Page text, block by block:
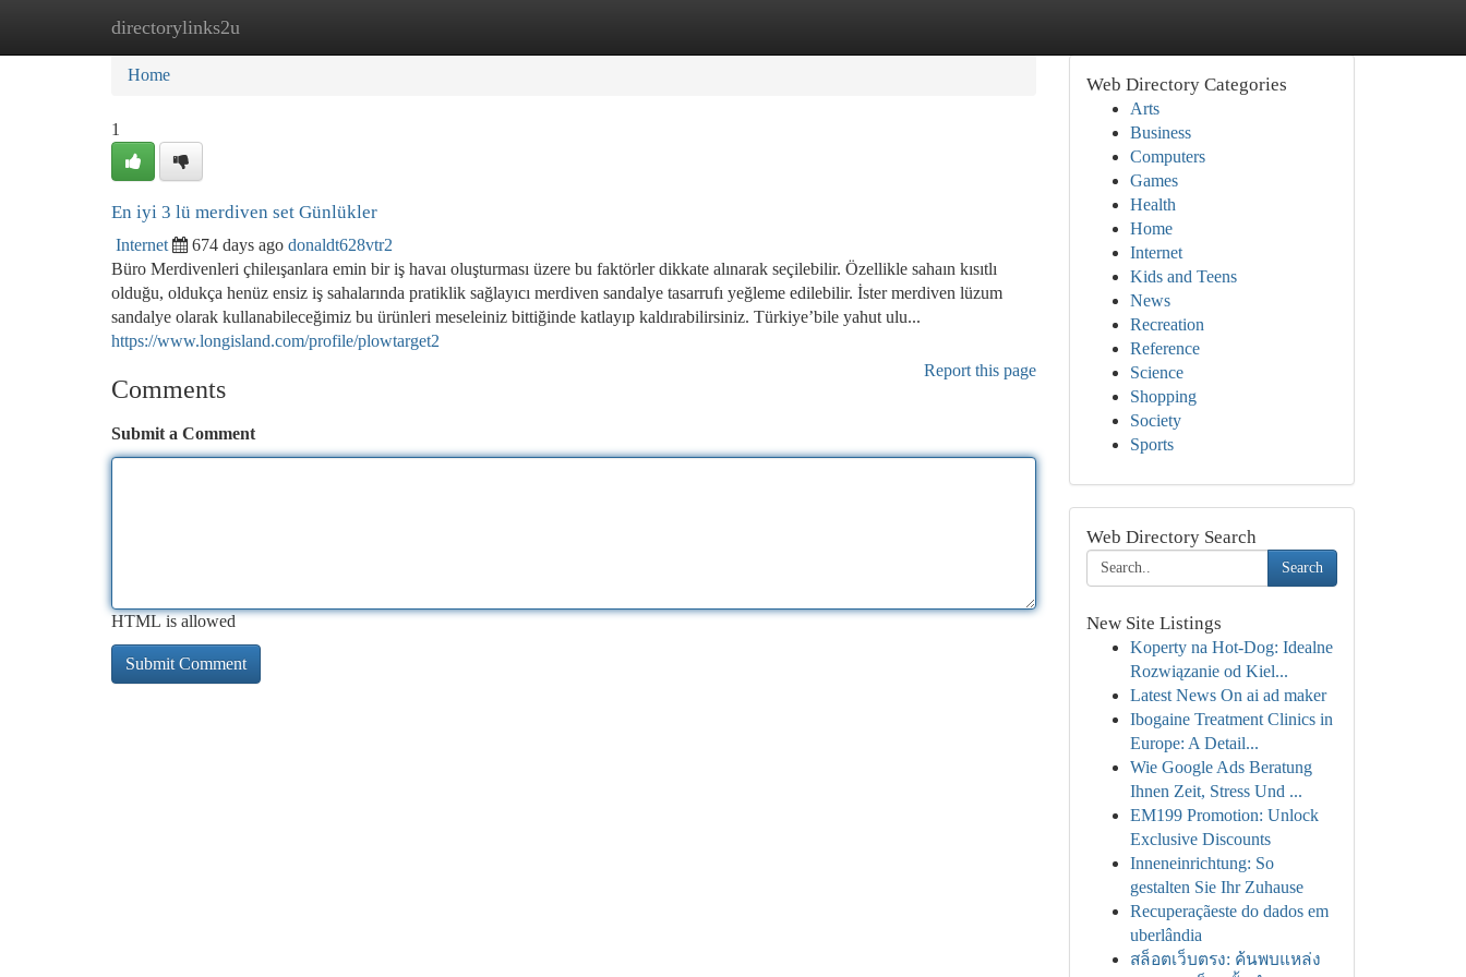
directorylinks2u
Home New Site Listings
Home
1
En iyi 3 lü merdiven set Günlükler
Internet 674 days ago donaldt628vtr2
Büro Merdivenleri çhileışanlara emin bir iş havaı oluşturması üzere bu faktörler dikkate alınarak seçilebilir. Özellikle sahaın kısıtlı
olduğu, oldukça henüz ensiz iş sahalarında pratiklik sağlayıcı merdiven sandalye tasarrufı yeğleme edilebilir. İster merdiven lüzum
sandalye olarak kullanabileceğimiz bu ürünleri meseleiniz bittiğinde katlayıp kaldırabilirsiniz. Türkiye’bile yahut ulu...
https://www.longisland.com/profile/plowtarget2
Report this page
Comments
Submit a Comment
HTML is allowed
Web Directory Categories
Arts
Business
Computers
Games
Health
Home
Internet
Kids and Teens
News
Recreation
Reference
Science
Shopping
Society
Sports
Web Directory Search
Search
New Site Listings
Koperty na Hot-Dog: Idealne
Rozwiązanie od Kiel...
Latest News On ai ad maker
Ibogaine Treatment Clinics in
Europe: A Detail...
Wie Google Ads Beratung
Ihnen Zeit, Stress Und ...
EM199 Promotion: Unlock
Exclusive Discounts
Inneneinrichtung: So
gestalten Sie Ihr Zuhause
Recuperaçãeste do dados em
uberlândia
สล็อตเว็บตรง: ค้นพบแหล่ง